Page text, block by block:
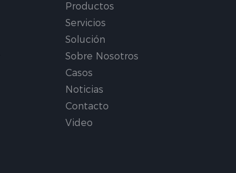
Productos
Servicios
Solución
Sobre Nosotros
Casos
Noticias
Contacto
Video